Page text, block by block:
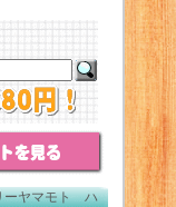
ーヤマモト ハ